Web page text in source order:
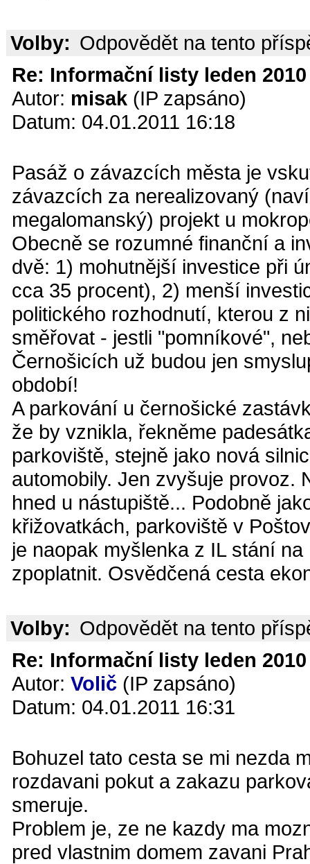
Volby: Odpovědět na tento
Re: Informační listy leden
Autor: misak (IP zapsáno)
Datum: 04.01.2011 16:18
Pasáž o závazcích města je
závazcích za nerealizovaný
megalomanský) projekt u
Obecně se rozumné finanční a
dvě: 1) mohutnější investice při
cca 35 procent), 2) menší
politického rozhodnutí, kterou z
směřovat - jestli "pomníkové",
Černošicích už budou jen
období!
A parkování u černošické
že by vznikla, řekněme
parkoviště, stejně jako nová
automobily. Jen zvyšuje provoz.
hned u nástupiště... Podobně
křižovatkách, parkoviště v
je naopak myšlenka z IL stání
zpoplatnit. Osvědčená cesta
Volby: Odpovědět na tento
Re: Informační listy leden
Autor: Volič (IP zapsáno)
Datum: 04.01.2011 16:31
Bohuzel tato cesta se mi nezda
rozdavani pokut a zakazu
smeruje.
Problem je, ze ne kazdy ma
pred vlastnim domem zavani